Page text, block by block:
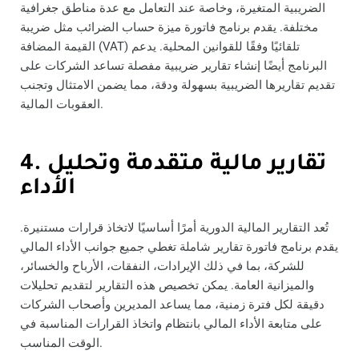
الضريبية المتغيرة، وخاصة عند التعامل مع عدة مناطق جغرافية
مختلفة. يقدم برنامج فاتورة ميزة حساب الضرائب مثل ضريبة
القيمة المضافة (VAT) تلقائيًا وفقًا للقوانين المحلية. يدعم
البرنامج أيضًا إنشاء تقارير ضريبية مفصلة تساعد الشركات على
تقديم تقاريرها الضريبية بسهولة ودقة، مما يضمن الامتثال وتجنب
العقوبات المالية.
4. تقارير مالية متقدمة وتحليل
الأداء
تُعد التقارير المالية الدورية أمرًا أساسيًا لاتخاذ قرارات مستنيرة.
يقدم برنامج فاتورة تقارير شاملة تغطي جميع جوانب الأداء المالي
للشركة، بما في ذلك الإيرادات، النفقات، الأرباح والخسائر،
والميزانية العامة. يمكن تخصيص هذه التقارير لتقديم تحليلات
دقيقة لكل فترة زمنية، مما يساعد المديرين وأصحاب الشركات
على متابعة الأداء المالي بانتظام واتخاذ القرارات المناسبة في
الوقت المناسب.